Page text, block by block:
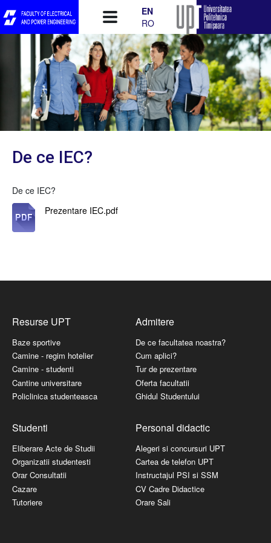
EN
RO
De ce IEC?
De ce IEC?
Prezentare IEC.pdf
Resurse UPT
Baze sportive
Camine - regim hotelier
Camine - studenti
Cantine universitare
Policlinica studenteasca
Admitere
De ce facultatea noastra?
Cum aplici?
Tur de prezentare
Oferta facultatii
Ghidul Studentului
Studenti
Eliberare Acte de Studii
Organizatii studentesti
Orar Consultatii
Cazare
Tutoriere
Personal didactic
Alegeri si concursuri UPT
Cartea de telefon UPT
Instructajul PSI si SSM
CV Cadre Didactice
Orare Sali